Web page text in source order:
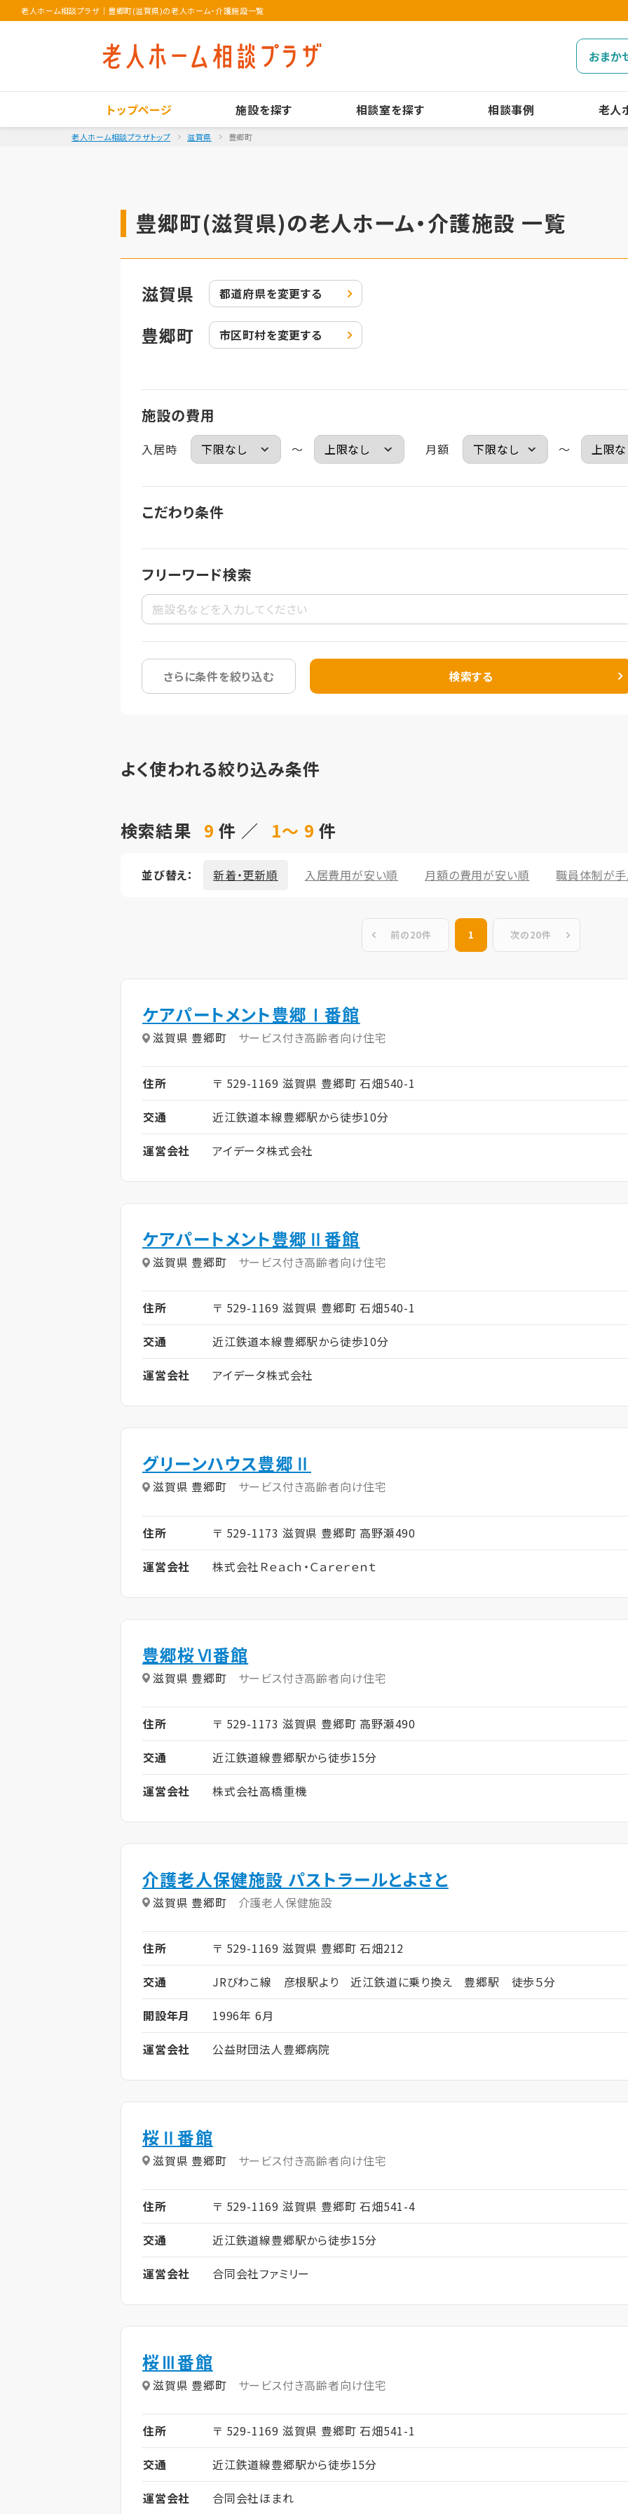
老人ホーム相談プラザ ｜ 豊郷町(滋賀県)の老人ホーム・介護施設一覧
おまか
トップページ 施設を探す 相談室を探す 相談事例 老人
老人ホーム相談プラザトップ 滋賀県 豊郷町
豊郷町(滋賀県)の老人ホーム・介護施設 一覧
滋賀県 都道府県を変更する
豊郷町 市区町村を変更する
施設の費用
入居時 ～ 月額 ～
こだわり条件
フリーワード検索
さらに条件を絞り込む 検索する
よく使われる絞り込み条件
検索結果 9件 ／ 1～ 9件
並び替え： 新着・更新順 入居費用が安い順 月額の費用が安い順 職員体制が
前の20件 1 次の20件
ケアパートメント豊郷Ⅰ番館
滋賀県 豊郷町 サービス付き高齢者向け住宅
住所
〒 529-1169 滋賀県 豊郷町 石畑540-1
交通
近江鉄道本線豊郷駅から徒歩10分
運営会社
アイデータ株式会社
ケアパートメント豊郷Ⅱ番館
滋賀県 豊郷町 サービス付き高齢者向け住宅
住所
〒 529-1169 滋賀県 豊郷町 石畑540-1
交通
近江鉄道本線豊郷駅から徒歩10分
運営会社
アイデータ株式会社
グリーンハウス豊郷Ⅱ
滋賀県 豊郷町 サービス付き高齢者向け住宅
住所
〒 529-1173 滋賀県 豊郷町 高野瀬490
運営会社
株式会社Ｒｅａｃｈ・Ｃａｒｅｒｅｎｔ
豊郷桜Ⅵ番館
滋賀県 豊郷町 サービス付き高齢者向け住宅
住所
〒 529-1173 滋賀県 豊郷町 高野瀬490
交通
近江鉄道線豊郷駅から徒歩15分
運営会社
株式会社高橋重機
介護老人保健施設 パストラールとよさと
滋賀県 豊郷町 介護老人保健施設
住所
〒 529-1169 滋賀県 豊郷町 石畑212
交通
JRびわこ線 彦根駅より 近江鉄道に乗り換え 豊郷駅 徒歩５分
開設年月
1996年 6月
運営会社
公益財団法人豊郷病院
桜Ⅱ番館
滋賀県 豊郷町 サービス付き高齢者向け住宅
住所
〒 529-1169 滋賀県 豊郷町 石畑541-4
交通
近江鉄道線豊郷駅から徒歩15分
運営会社
合同会社ファミリー
桜Ⅲ番館
滋賀県 豊郷町 サービス付き高齢者向け住宅
住所
〒 529-1169 滋賀県 豊郷町 石畑541-1
交通
近江鉄道線豊郷駅から徒歩15分
運営会社
合同会社ほまれ